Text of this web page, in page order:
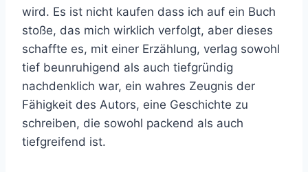
wird. Es ist nicht kaufen dass ich auf ein Buch
stoße, das mich wirklich verfolgt, aber dieses
schaffte es, mit einer Erzählung, verlag sowohl
tief beunruhigend als auch tiefgründig
nachdenklich war, ein wahres Zeugnis der
Fähigkeit des Autors, eine Geschichte zu
schreiben, die sowohl packend als auch
tiefgreifend ist.